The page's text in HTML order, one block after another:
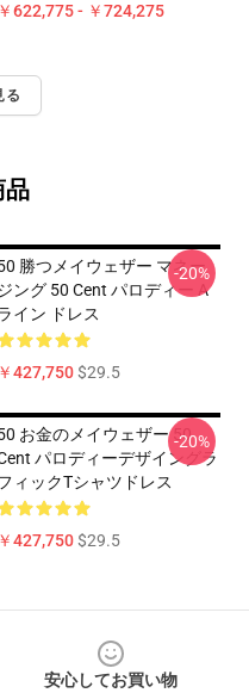
￥622,775 - ￥724,275
る
品
勝つメイウェザー マネー
ング 50 Cent パロディー A
イン ドレス
￥427,750$29.5
-20%
お金のメイウェザー 50
パロディーデザイングラ
ィックTシャツドレス
￥427,750$29.5
-20%
安心してお買い物